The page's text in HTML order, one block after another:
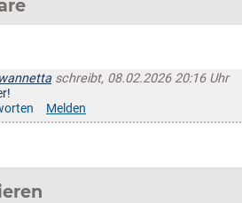
schreibt, 08.02.2026 20:16 Uhr
Melden